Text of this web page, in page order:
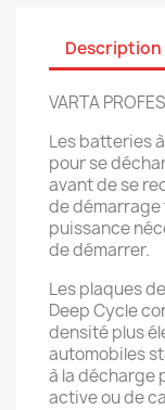
Description
VARTA
Les batteries
pour se
avant de se
de
puissance
de démarrer.
Les plaques
Deep Cycle
densité plus
automobiles
à la décharge
active ou de